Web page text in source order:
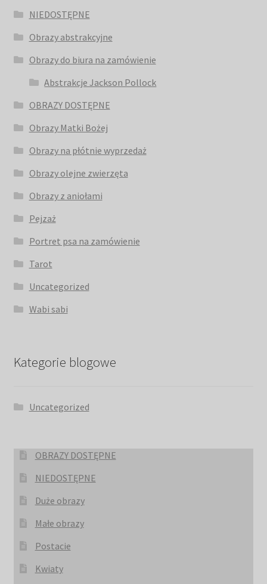
NIEDOSTĘPNE
Obrazy abstrakcyjne
Obrazy do biura na zamówienie
Abstrakcje Jackson Pollock
OBRAZY DOSTĘPNE
Obrazy Matki Bożej
Obrazy na płótnie wyprzedaż
Obrazy olejne zwierzęta
Obrazy z aniołami
Pejzaż
Portret psa na zamówienie
Tarot
Uncategorized
Wabi sabi
Kategorie blogowe
Uncategorized
OBRAZY DOSTĘPNE
NIEDOSTĘPNE
Duże obrazy
Małe obrazy
Postacie
Kwiaty